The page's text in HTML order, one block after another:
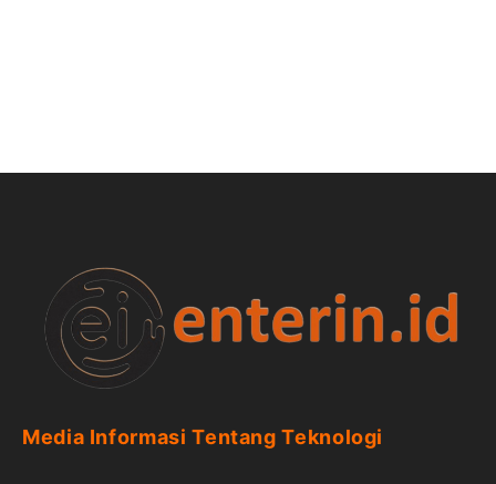
Media Informasi Tentang Teknologi